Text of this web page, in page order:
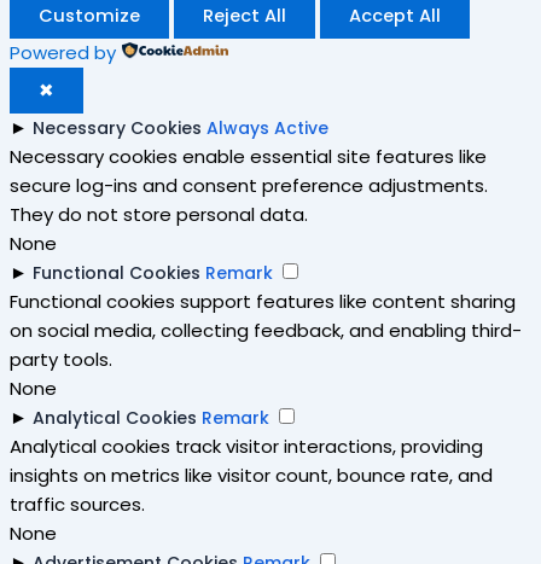
Customize Reject All Accept All
Powered by
✖
► Necessary Cookies Always Active
Necessary cookies enable essential site features like
secure log-ins and consent preference adjustments.
They do not store personal data.
None
► Functional Cookies Remark
Functional cookies support features like content sharing
on social media, collecting feedback, and enabling third-
party tools.
None
► Analytical Cookies Remark
Analytical cookies track visitor interactions, providing
insights on metrics like visitor count, bounce rate, and
traffic sources.
None